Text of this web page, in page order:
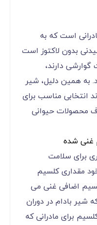
است که به
بدون لاکتوز است
گوارشی دارند،
به همین دلیل، شیر
انتخابی مناسب برای
محصولات حیوانی
برای سلامت
مقداری کلسیم
اضافی غنی می‌
شیر بادام در دوران
برای مادرانی که